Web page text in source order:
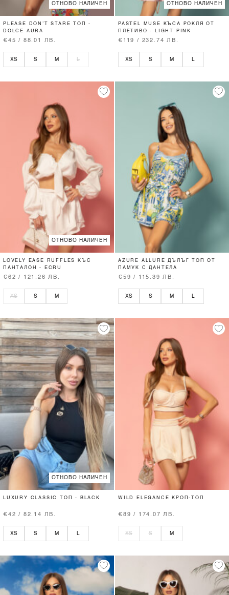
ОТНОВО НАЛИЧЕН
PLEASE DON’T STARE ТОП -
DOLCE AURA
€45 / 88.01 ЛВ.
XS S M L
ОТНОВО НАЛИЧЕН
PASTEL MUSE КЪСА РОКЛЯ ОТ
ПЛЕТИВО - LIGHT PINK
€119 / 232.74 ЛВ.
XS S M
ОТНОВО НАЛИЧЕН
LOVELY EASE RUFFLES КЪС
ПАНТАЛОН - ECRU
€62 / 121.26 ЛВ.
XS S M
AZURE ALLURE ДЪЛЪГ ТОП ОТ
ПАМУК С ДАНТЕЛА
€59 / 115.39 ЛВ.
XS S M L
ОТНОВО НАЛИЧЕН
LUXURY CLASSIC ТОП - BLACK
€42 / 82.14 ЛВ.
XS S M
WILD ELEGANCE КРОП-ТОП
€89 / 174.07 ЛВ.
XS S M